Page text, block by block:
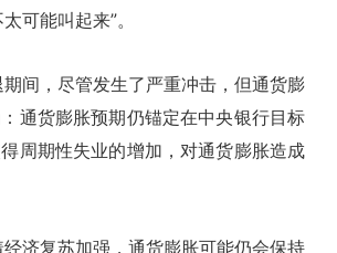
可能叫起来”。
间，尽管发生了严重冲击，但通货膨
通货膨胀预期仍锚定在中央银行目标
周期性失业的增加，对通货膨胀造成
济复苏加强，通货膨胀可能仍会保持